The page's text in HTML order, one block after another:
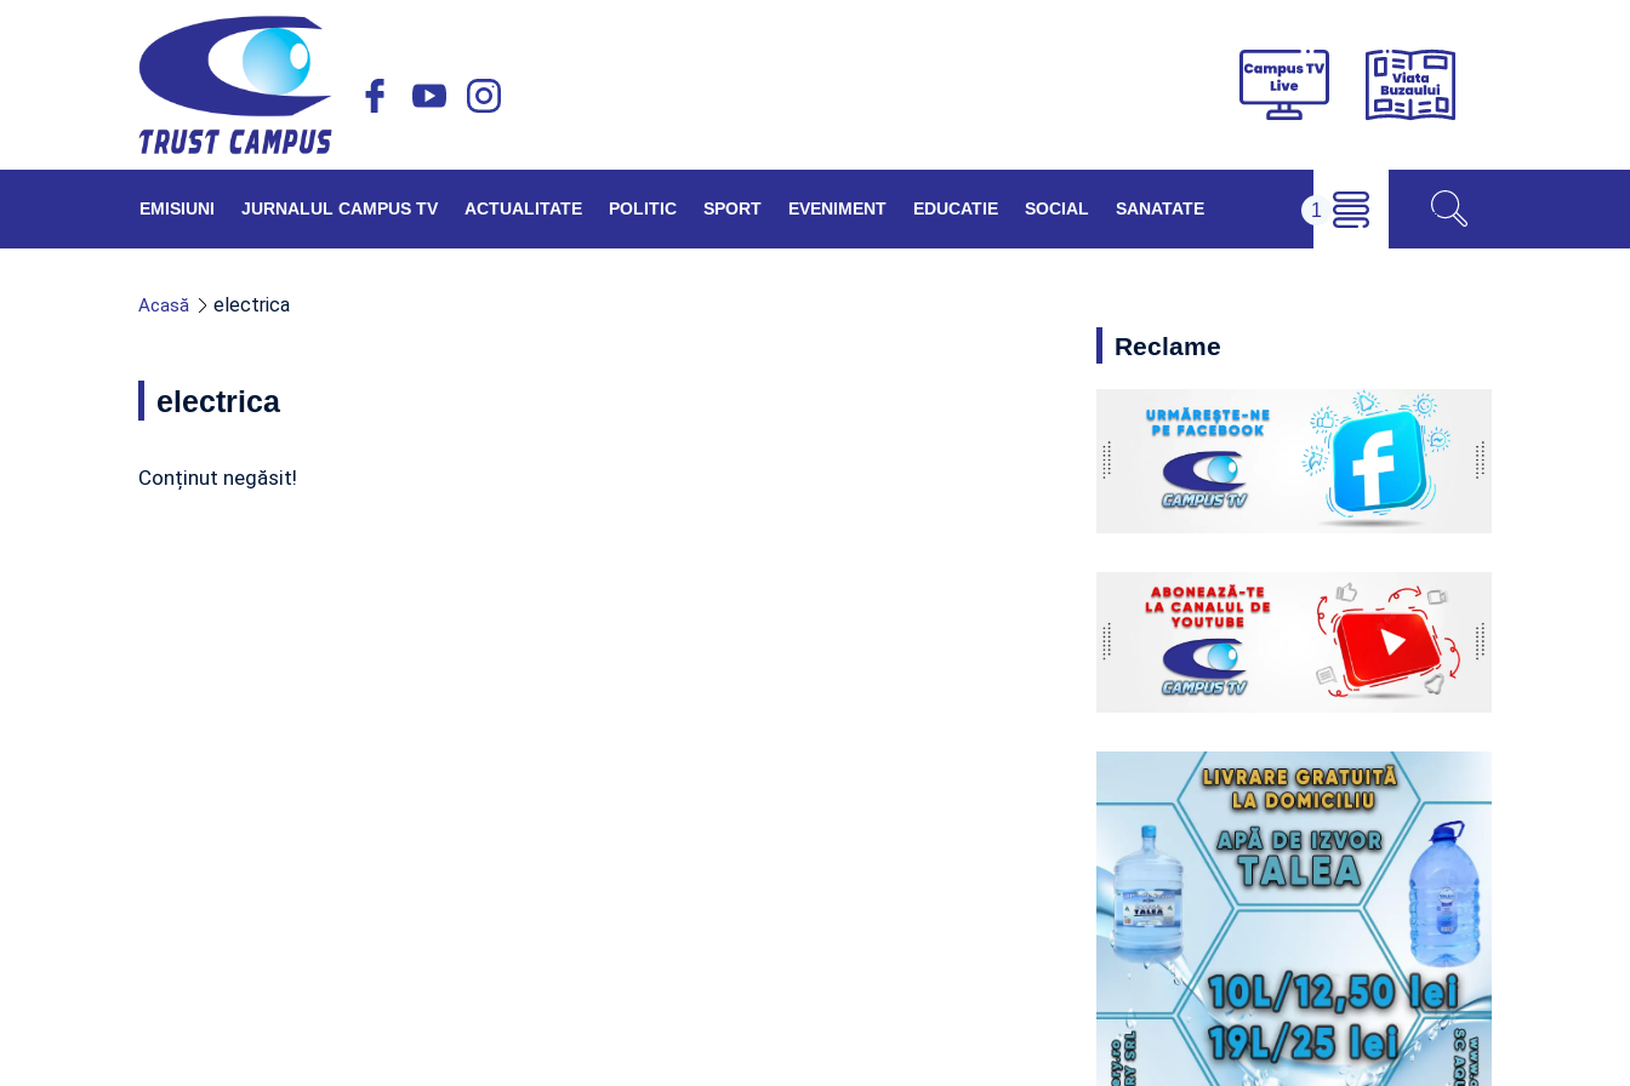
Campus
Viața
EMISIUNI JURNALUL CAMPUS TV ACTUALITATE POLITIC SPORT EVENIMENT EDUCATIE SOCIAL SANATATE
Acasă electrica
electrica
Conținut negăsit!
Reclame